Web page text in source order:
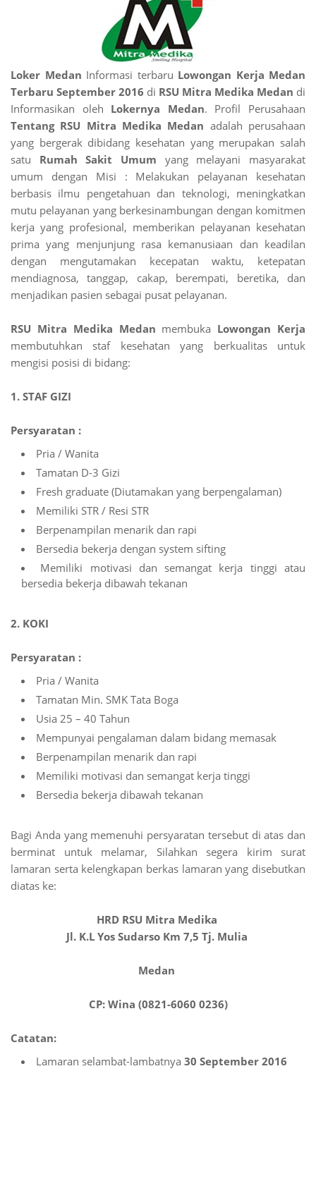
Loker Medan Informasi terbaru Lowongan Kerja Medan
Terbaru September 2016 di RSU Mitra Medika Medan di
Informasikan oleh Lokernya Medan. Profil Perusahaan
Tentang RSU Mitra Medika Medan adalah perusahaan
yang bergerak dibidang kesehatan yang merupakan salah
satu Rumah Sakit Umum yang melayani masyarakat
umum dengan Misi : Melakukan pelayanan kesehatan
berbasis ilmu pengetahuan dan teknologi, meningkatkan
mutu pelayanan yang berkesinambungan dengan komitmen
kerja yang profesional, memberikan pelayanan kesehatan
prima yang menjunjung rasa kemanusiaan dan keadilan
dengan mengutamakan kecepatan waktu, ketepatan
mendiagnosa, tanggap, cakap, berempati, beretika, dan
menjadikan pasien sebagai pusat pelayanan.
RSU Mitra Medika Medan membuka Lowongan Kerja
membutuhkan staf kesehatan yang berkualitas untuk
mengisi posisi di bidang:
1. STAF GIZI
Persyaratan :
Pria / Wanita
Tamatan D-3 Gizi
Fresh graduate (Diutamakan yang berpengalaman)
Memiliki STR / Resi STR
Berpenampilan menarik dan rapi
Bersedia bekerja dengan system sifting
Memiliki motivasi dan semangat kerja tinggi atau
bersedia bekerja dibawah tekanan
2. KOKI
Persyaratan :
Pria / Wanita
Tamatan Min. SMK Tata Boga
Usia 25 – 40 Tahun
Mempunyai pengalaman dalam bidang memasak
Berpenampilan menarik dan rapi
Memiliki motivasi dan semangat kerja tinggi
Bersedia bekerja dibawah tekanan
Bagi Anda yang memenuhi persyaratan tersebut di atas dan
berminat untuk melamar, Silahkan segera kirim surat
lamaran serta kelengkapan berkas lamaran yang disebutkan
diatas ke:
HRD RSU Mitra Medika
Jl. K.L Yos Sudarso Km 7,5 Tj. Mulia
Medan
CP: Wina (0821-6060 0236)
Catatan:
Lamaran selambat-lambatnya 30 September 2016